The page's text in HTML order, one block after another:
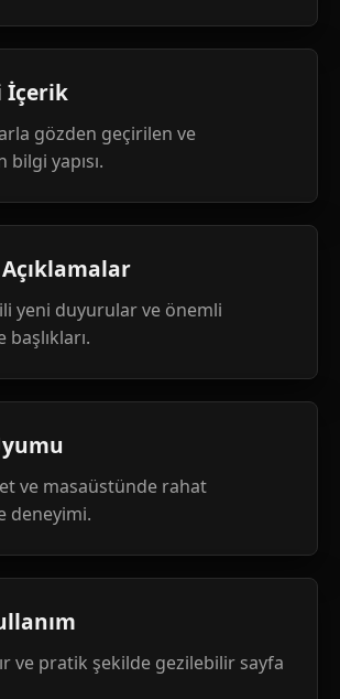
İçerik
gözden geçirilen ve
yapısı.
yeni duyurular ve önemli
ve masaüstünde rahat
deneyimi.
ve pratik şekilde gezilebilir sayfa